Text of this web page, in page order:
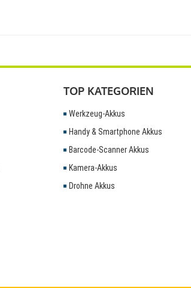
TOP KATEGORIEN
Werkzeug-Akkus
Handy & Smartphone Akkus
Barcode-Scanner Akkus
Kamera-Akkus
Drohne Akkus